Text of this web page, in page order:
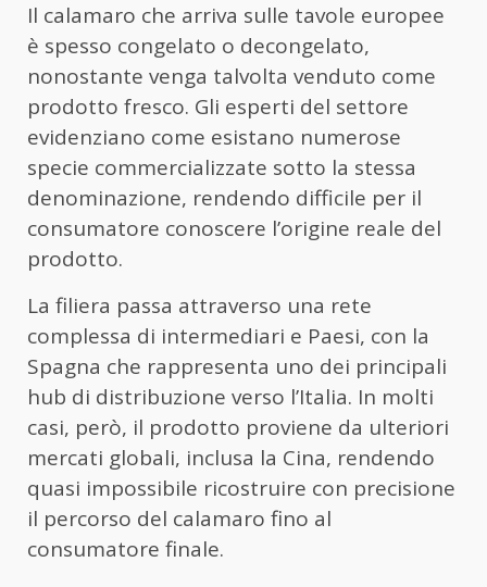
Il calamaro che arriva sulle tavole europee
è spesso congelato o decongelato,
nonostante venga talvolta venduto come
prodotto fresco. Gli esperti del settore
evidenziano come esistano numerose
specie commercializzate sotto la stessa
denominazione, rendendo difficile per il
consumatore conoscere l’origine reale del
prodotto.
La filiera passa attraverso una rete
complessa di intermediari e Paesi, con la
Spagna che rappresenta uno dei principali
hub di distribuzione verso l’Italia. In molti
casi, però, il prodotto proviene da ulteriori
mercati globali, inclusa la Cina, rendendo
quasi impossibile ricostruire con precisione
il percorso del calamaro fino al
consumatore finale.